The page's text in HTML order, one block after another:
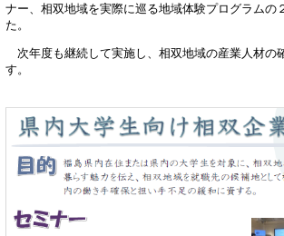
ナー、相双地域を実際に巡る地域体験プログラムの
た。
次年度も継続して実施し、相双地域の産業人材の
す。